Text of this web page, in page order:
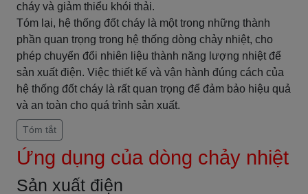
cháy và giảm thiểu khói thải.
Tóm lại, hệ thống đốt cháy là một trong những thành
phần quan trọng trong hệ thống dòng chảy nhiệt, cho
phép chuyển đổi nhiên liệu thành năng lượng nhiệt để
sản xuất điện. Việc thiết kế và vận hành đúng cách của
hệ thống đốt cháy là rất quan trọng để đảm bảo hiệu quả
và an toàn cho quá trình sản xuất.
Tóm tắt
Ứng dụng của dòng chảy nhiệt
Sản xuất điện